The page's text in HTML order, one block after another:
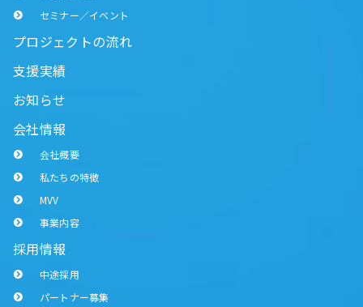
セミナー／イベント
プロジェクトの流れ
支援実績
お知らせ
会社情報
会社概要
私たちの特徴
MVV
事業内容
採用情報
中途採用
パートナー募集